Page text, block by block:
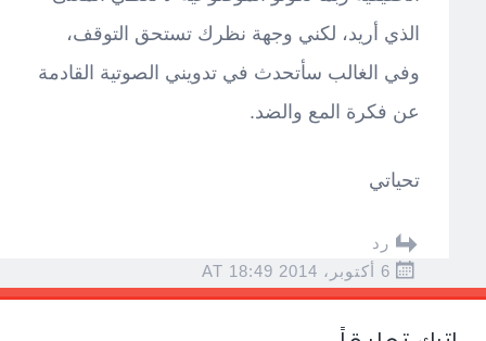
الذي أريد، لكني وجهة نظرك تستحق التوقف،
وفي الغالب سأتحدث في تدويني الصوتية القادمة
عن فكرة المع والضد.
تحياتي
رد
6 أكتوبر، 2014 AT 18:49